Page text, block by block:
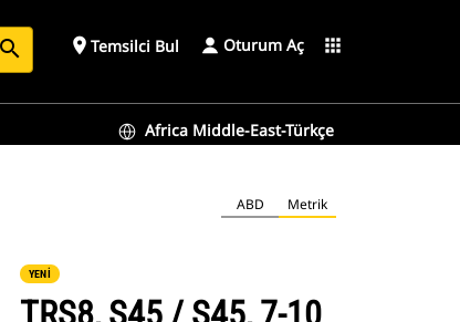
search place Temsilci Bul Oturum Aç apps
Africa Middle-East-Türkçe
ABD Metrik
YENİ